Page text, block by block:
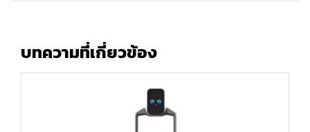
บทความที่เกี่ยวข้อง